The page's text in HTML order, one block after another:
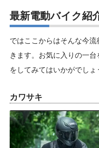
最新電動バイク紹
ではここからはそんな今
きます。お気に入りの一
をしてみてはいかがでしょ
カワサキ